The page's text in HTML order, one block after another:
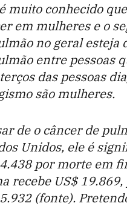
muito conhecido
em mulheres e o
no geral esteja
entre pessoas
das pessoas
são mulheres.
de o câncer de
Unidos, ele é
por morte em
recebe US$
(fonte).